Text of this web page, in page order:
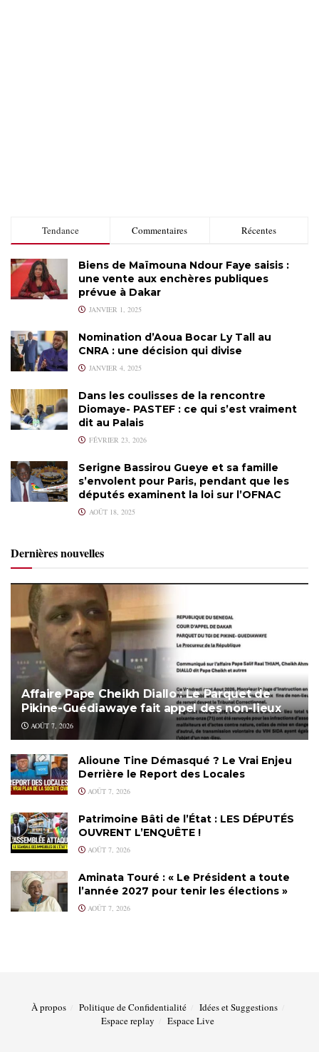
Tendance Commentaires Récentes
Biens de Maïmouna Ndour Faye saisis :
une vente aux enchères publiques
prévue à Dakar
JANVIER 1, 2025
Nomination d’Aoua Bocar Ly Tall au
CNRA : une décision qui divise
JANVIER 4, 2025
Dans les coulisses de la rencontre
Diomaye- PASTEF : ce qui s’est vraiment
dit au Palais
FÉVRIER 23, 2026
Serigne Bassirou Gueye et sa famille
s’envolent pour Paris, pendant que les
députés examinent la loi sur l’OFNAC
AOÛT 18, 2025
Dernières nouvelles
Affaire Pape Cheikh Diallo : Le Parquet de
Pikine-Guédiawaye fait appel des non-lieux
AOÛT 7, 2026
Alioune Tine Démasqué ? Le Vrai Enjeu
Derrière le Report des Locales
AOÛT 7, 2026
Patrimoine Bâti de l’État : LES DÉPUTÉS
OUVRENT L’ENQUÊTE !
AOÛT 7, 2026
Aminata Touré : « Le Président a toute
l’année 2027 pour tenir les élections »
AOÛT 7, 2026
À propos Politique de Confidentialité
Idées et Suggestions
Espace replay
Espace Live